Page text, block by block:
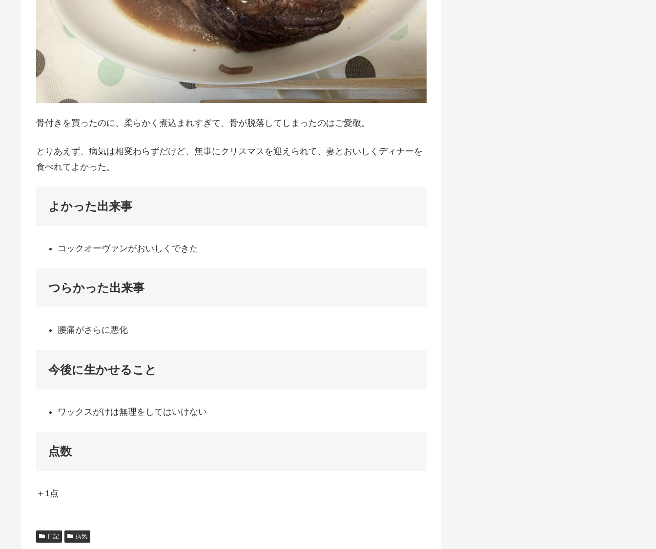
骨付きを買ったのに、柔らかく煮込まれすぎて、骨が脱落してしまったのはご愛敬。
とりあえず、病気は相変わらずだけど、無事にクリスマスを迎えられて、妻とおいしくディナーを
食べれてよかった。
よかった出来事
コックオーヴァンがおいしくできた
つらかった出来事
腰痛がさらに悪化
今後に生かせること
ワックスがけは無理をしてはいけない
点数
＋1点
日記 病気